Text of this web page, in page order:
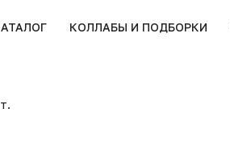
КОЛЛАБЫ И ПОДБОРКИ